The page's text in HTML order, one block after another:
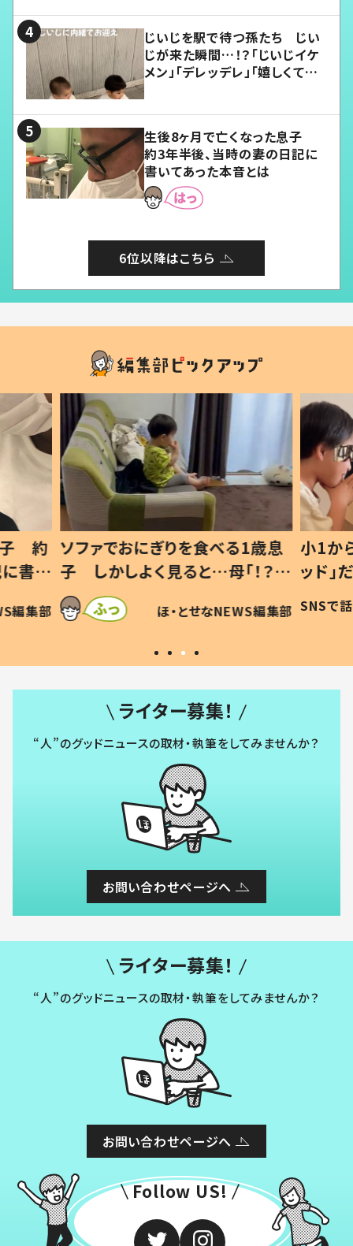
じいじを駅で待つ孫たち じい
じが来た瞬間…！？「じいじイケ
メン」「デレッデレ」「嬉しくて可
生後8ヶ月で亡くなった息子
約3年半後、当時の妻の日記に
書いてあった本音とは
6位以降はこちら
子 約
書い
編集部
ソファでおにぎりを食べる1歳息
子 しかしよく見ると…母「！？」
すべてを察した母の投稿に「可愛
いから許す！」「現行犯〜」
ほ・とせなNEWS編集部
小1か
ッド
作り
#令和
SNSで
ライター募集！
“人”のグッドニュースの取材・執筆をしてみませんか？
お問い合わせページへ
ライター募集！
“人”のグッドニュースの取材・執筆をしてみませんか？
お問い合わせページへ
Follow US!